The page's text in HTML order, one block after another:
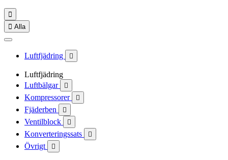

 Alla
Luftfjädring 
Luftfjädring
Luftbälgar

Kompressorer 
Fjäderben 
Ventilblock 
Konverteringssats 
Övrigt 